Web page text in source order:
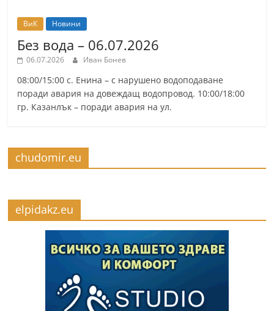
ВиК Новини
Без вода – 06.07.2026
06.07.2026 Иван Бонев
08:00/15:00 с. Енина – с нарушено водоподаване
поради авария на довеждащ водопровод. 10:00/18:00
гр. Казанлък – поради авария на ул.
chudomir.eu
elpidakz.eu